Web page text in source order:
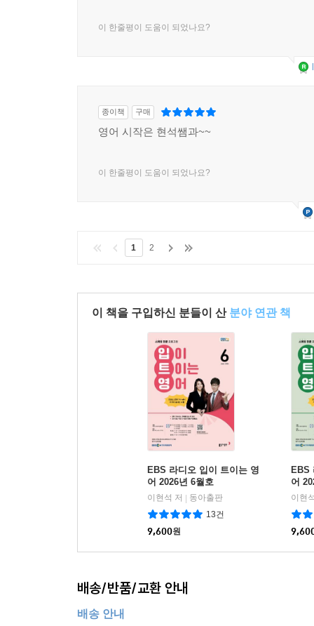
이 한줄평이 도움이 되었나요?
종이책 구매
영어 시작은 현석쌤과~~
이 한줄평이 도움이 되었나요?
1 2
이 책을 구입하신 분들이 산 분야 연관 책
EBS 라디오 입이 트이는 영
어 2026년 6월호
이현석 저 | 동아출판
13건
9,600원
EBS
어
이현
배송/반품/교환 안내
배송 안내